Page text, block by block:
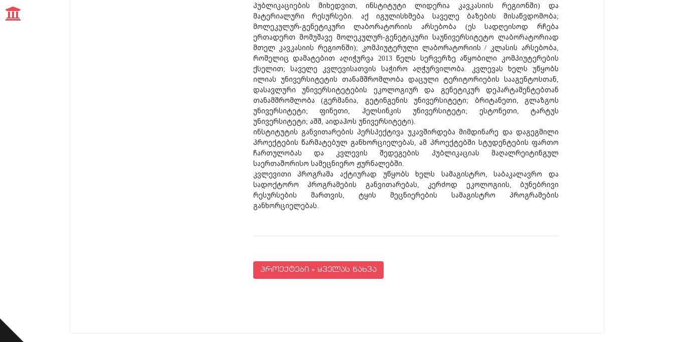
პუბლიკაციების მიხედვით, ინსტიტუტი ლიდერია კავკასიის რეგიონში) და
მატერიალური რესურსები. აქ იგულისხმება საველე ბაზების მისაწვდომობა;
მოლეკულურ-გენეტიკური ლაბორატორიის არსებობა (ეს სადღეისოდ რჩება
ერთადერთ მომუშავე მოლეკულურ-გენეტიკური საუნივერსიტეტო ლაბორატორიად
მთელ კავკასიის რეგიონში); კომპიუტერული ლაბორატორიის / კლასის არსებობა,
რომელიც დამატებით აღიჭურვა 2013 წელს სერვერზე აწყობილი კომპიუტერების
ქსელით; საველე კვლევისათვის საჭირო აღჭურვილობა. კვლევას ხელს უწყობს
ილიას უნივერსიტეტის თანამშრომლობა დაცული ტერიტორიების სააგენტოსთან,
დასავლური უნივერსიტეტების ეკოლოგიურ და გენეტიკურ დეპარტამენტებთან
თანამშრომლობა (გერმანია, გეტინგენის უნივერსიტეტი; ბრიტანეთი, გლაზგოს
უნივერსიტეტი; ფინეთი, ჰელსინკის უნივერსიტეტი; ესტონეთი, ტარტუს
უნივერსიტეტი; აშშ, აიდაჰოს უნივერსიტეტი).
ინსტიტუტის განვითარების პერსპექტივა უკავშირდება მიმდინარე და დაგეგმილი
პროექტების წარმატებულ განხორციელებას, ამ პროექტებში სტუდენტების ფართო
ჩართულობას და კვლევის შედეგების პუბლიკაციას მაღალრეიტინგულ
საერთაშორისო სამეცნიერო ჟურნალებში.
კვლევითი პროგრამა აქტიურად უწყობს ხელს სამაგისტრო, საბაკალავრო და
სადოქტორო პროგრამების განვითარებას, კერძოდ ეკოლოგიის, ბუნებრივი
რესურსების მართვის, ტყის მეცნიერების სამაგისტრო პროგრამების
განხორციელებას.
პროექტები » ყველას ნახვა